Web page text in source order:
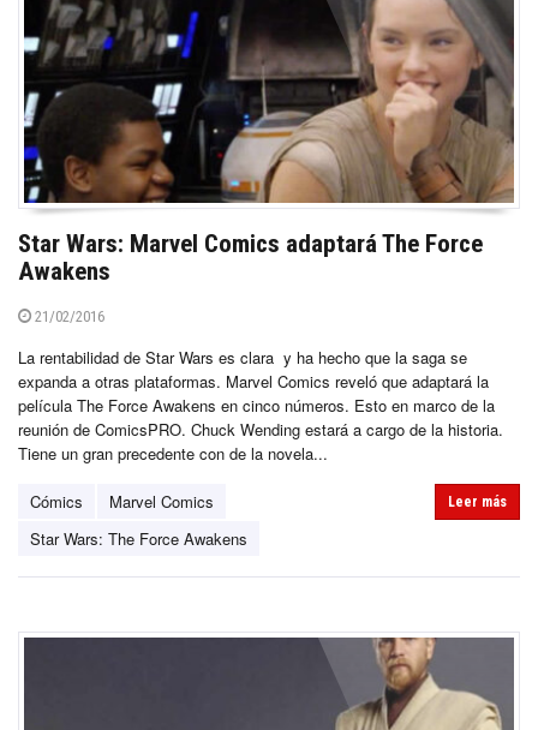
Star Wars: Marvel Comics adaptará The Force
Awakens
21/02/2016
La rentabilidad de Star Wars es clara y ha hecho que la saga se
expanda a otras plataformas. Marvel Comics reveló que adaptará la
película The Force Awakens en cinco números. Esto en marco de la
reunión de ComicsPRO. Chuck Wending estará a cargo de la historia.
Tiene un gran precedente con de la novela...
Cómics
Marvel Comics
Star Wars: The Force Awakens
Leer más